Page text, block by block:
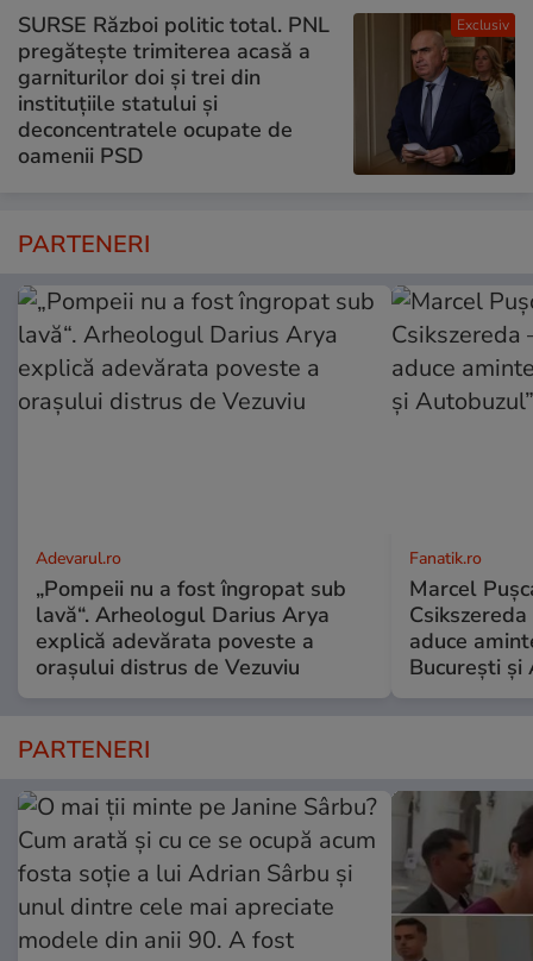
Exclusiv
SURSE Război politic total. PNL
pregătește trimiterea acasă a
garniturilor doi și trei din
instituțiile statului și
deconcentratele ocupate de
oamenii PSD
PARTENERI
Adevarul.ro
„Pompeii nu a fost îngropat sub
lavă“. Arheologul Darius Arya
explică adevărata poveste a
orașului distrus de Vezuviu
Fanatik.ro
Marcel
aduce
București și
PARTENERI